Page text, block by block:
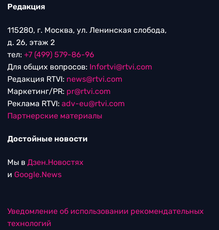
Редакция
115280, г. Москва, ул. Ленинская слобода,
д. 26, этаж 2
тел: +7 (499) 579-86-96
Для общих вопросов: Infortvi@rtvi.com
Редакция RTVI: news@rtvi.com
Маркетинг/PR: pr@rtvi.com
Реклама RTVI: adv-eu@rtvi.com
Партнерские материалы
Достойные новости
Мы в Дзен.Новостях
и Google.News
Уведомление об использовании рекомендательных
технологий